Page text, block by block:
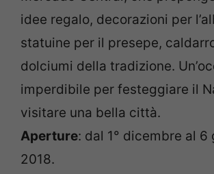
idee regalo, decorazioni per
statuine per il presepe,
dolciumi della tradizione.
imperdibile per festeggiare il
visitare una bella città.
Aperture: dal 1° dicembre al 6
2018.